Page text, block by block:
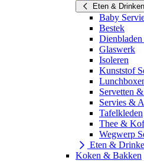
Eten & Drinken
Baby
Bestek
Glaswerk
Isoleren
Kunststof
Servetten
Servies &
Tafelkleden
Thee &
Wegwerp
Eten &
Koken & Bakken